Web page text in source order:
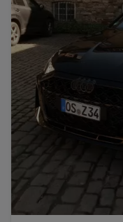
McLaren
Tesla
Zeitraum wählen